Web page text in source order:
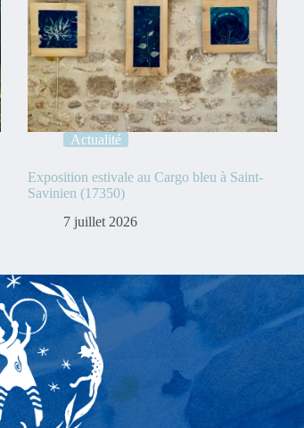
Actualité
Exposition estivale au Cargo bleu à Saint-
Savinien (17350)
7 juillet 2026